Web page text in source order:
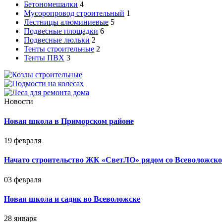
Бетономешалки 4
Мусоропровод строительный 1
Лестницы алюминиевые 5
Подвесные площадки 6
Подвесные люльки 2
Тенты строительные 2
Тенты ПВХ 3
Новости
Новая школа в Приморском районе
19 февраля
Начато строительство ЖК «СветЛО» рядом со
03 февраля
Новая школа и садик во Всеволожске
28 января